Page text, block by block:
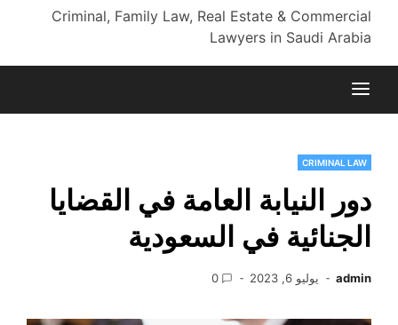
Criminal, Family Law, Real Estate & Commercial
Lawyers in Saudi Arabia
CRIMINAL LAW
دور النيابة العامة في القضايا
الجنائية في السعودية
admin يوليو 6, 2023 0